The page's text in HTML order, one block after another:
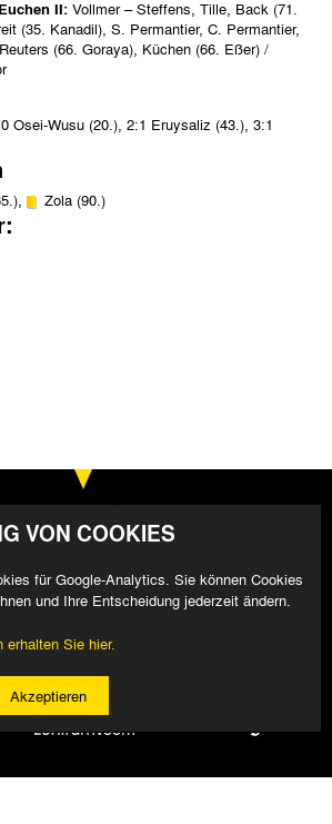
II: Vollmer – Steffens, Tille, Back (71.
(35. Kanadil), S. Permantier, C. Permantier,
(66. Goraya), Küchen (66. Eßer) /
Osei-Wusu (20.), 2:1 Eruysaliz (43.), 3:1
Zola (90.)
VON COOKIES
für Google-Analytics. Sie können Cookies
und Ihre Entscheidung jederzeit ändern.
erhalten Sie hier.
Akzeptieren